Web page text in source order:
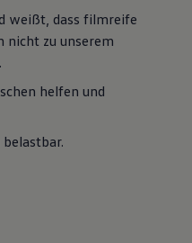
weißt, dass filmreife
nicht zu unserem
helfen und